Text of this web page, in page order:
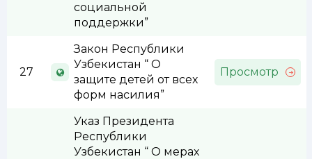
социальной
поддержки”
27
Закон Республики
Узбекистан “ О
защите детей от всех
форм насилия”
Просмотр
Указ Президента
Республики
Узбекистан “ О мерах